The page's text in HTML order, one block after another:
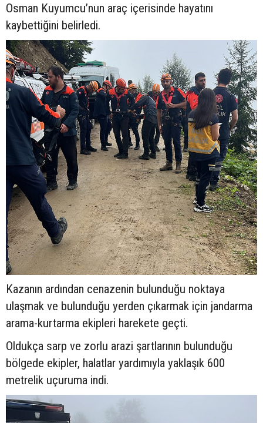
Osman Kuyumcu’nun araç içerisinde hayatını
kaybettiğini belirledi.
Kazanın ardından cenazenin bulunduğu noktaya
ulaşmak ve bulunduğu yerden çıkarmak için jandarma
arama-kurtarma ekipleri harekete geçti.
Oldukça sarp ve zorlu arazi şartlarının bulunduğu
bölgede ekipler, halatlar yardımıyla yaklaşık 600
metrelik uçuruma indi.